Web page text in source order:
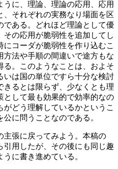
に、理論、理論の応用、応用
それぞれの実務なり場面を区
である。どれほど理論として優
の応用が脆弱性を追加してし
にコーダが脆弱性を作り込むこ
方法や手順の間違いで途方もな
る。このようなことは、およそ
いは国の単位ですら十分な検討
きるとは限らず、少なくとも理
として最も効果的で効率的なの
どう理解しているかというこ
に問うことなのである。
主張に戻ってみよう。本稿の
引用したが、その後にも同じ趣
に書き進めている。